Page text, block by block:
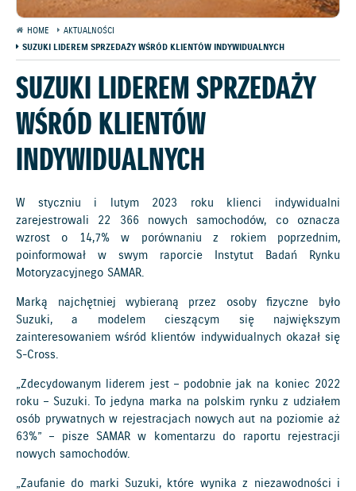
HOME
AKTUALNOŚCI
SUZUKI LIDEREM SPRZEDAŻY WŚRÓD KLIENTÓW INDYWIDUALNYCH
SUZUKI LIDEREM SPRZEDAŻY
WŚRÓD KLIENTÓW
INDYWIDUALNYCH
W styczniu i lutym 2023 roku klienci indywidualni
zarejestrowali 22 366 nowych samochodów, co oznacza
wzrost o 14,7% w porównaniu z rokiem poprzednim,
poinformował w swym raporcie Instytut Badań Rynku
Motoryzacyjnego SAMAR.
Marką najchętniej wybieraną przez osoby fizyczne było
Suzuki, a modelem cieszącym się największym
zainteresowaniem wśród klientów indywidualnych okazał się
S-Cross.
„Zdecydowanym liderem jest – podobnie jak na koniec 2022
roku – Suzuki. To jedyna marka na polskim rynku z udziałem
osób prywatnych w rejestracjach nowych aut na poziomie aż
63%” – pisze SAMAR w komentarzu do raportu rejestracji
nowych samochodów.
„Zaufanie do marki Suzuki, które wynika z niezawodności i